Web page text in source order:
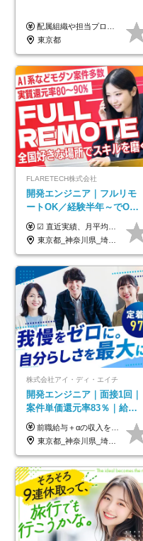
配属組織や担当プロジェクトにより異なります。 ▼参考情報 ----------------------- 年俸650万～（1/12を月々支給） ※経験、能力を考慮の上、当社規定により優遇いたします。 ※時間外、休日出勤、深夜手当に対する賃金も基本年俸に含みます。
東京都
FLARETECH株式会社
開発エンジニア｜フルリモ
ートOK／経験半年～でOK
／実質還元率80～90%／前
給保証／AI系など最先端案
件多数
☑︎ 直近実績、月平均17,000円の昇給 ☑︎ 前職給与100%保証 ☑︎ 実質還元率80～90% ☑︎ 待機時も給与は満額支給 月給35万円～70万円＋交通費など各種手当 ※想定年収：4,200,000円～10,560,000円 ※経験・能力等を考慮の上で決定します。 ※上記金額には、みなし残業手当（50時間分・104,000円～212,000円）を含みます。超過分は別途追加支給します。 ┗残業時間は月平均10時間、多い時でも20時間程度と安定しております ★単価連動型の給与体系ではないため、万が一待機になってもその間の給与は満額支給しています。 ＜1年間の昇給事例をご紹介！＞ ・20代/フロントエンドエンジニア：月給274,000円→月給362,000円（＋88,000円/月） ・20代/iOSエンジニア：月給237,000円→月給287,000円（＋50,000円/月） ・20代/Androidエンジニア：月給316,000円→月給374,000円（＋58,000円/月） ・30代/Javaエンジニア（上流）：月給340,000円→月給418,000円（＋78,000円/月） ・30代/PMO：月給340,000円→月給418,000円（＋78,000円/月）
東京都_神奈川県_埼玉県_千葉県_大阪府_愛知県_北海道_青森県_岩手県_宮城県_秋田県_山形県_福島県_茨城県_栃木県_群馬県_新潟県_山梨県_長野県_富山県_石川県_福井県_静岡県_岐阜県_三重県_兵庫県_京都府_滋賀県_奈良県_和歌山県_広島県_岡山県_鳥取県_島根県_山口県_徳島県_香川県_愛媛県_高知県_福岡県_熊本県_佐賀県_長崎県_大分県_宮崎県_鹿児島県_沖縄県
株式会社アイ・ディ・エイチ
開発エンジニア｜面接1回｜
案件単価還元率83％｜給与
UP保証｜年休140日｜在宅
利用率9割｜独立支援・副業
制度
前職給与＋αの収入を保証 月給42万円～120万円＋各種手当＋賞与 給与基準が明確かつ高還元です。 一人ひとりが安定した環境のもと、長く活躍できる職場を目指しています。 ※平均年収650万円 ・還元率83％ ・各種手当について 職能手当／職務手当／資格手当／営業手当 など ※前職での経験・能力、給与などを考慮の上、当社規定により優遇いたします ※試用期間あり（3ヶ月／期間中の条件に変動はありません） ※上記金額には固定残業代（78,948円～225,564円/月30時間分）を含みます 超過分は別途全額支給いたします ・年収UPを保証 過去には転職時に〈年収200万円UP〉したエンジニアも在籍しています。入社時だけでなく、入社後も安心の給与水準で働ける環境です。キャリアや技術力が正当に評価されていないと感じていたら、一度面接でお話ししましょう！ 当社では管理職の人数は最低限にし、無駄な管理をしません。その費用削減分を社員の給与に還元しています！
東京都_神奈川県_埼玉県_千葉県_大阪府_愛知県_北海道_青森県_岩手県_宮城県_秋田県_山形県_福島県_茨城県_栃木県_群馬県_新潟県_山梨県_長野県_富山県_石川県_福井県_静岡県_岐阜県_三重県_兵庫県_京都府_滋賀県_奈良県_和歌山県_広島県_岡山県_鳥取県_島根県_山口県_徳島県_香川県_愛媛県_高知県_福岡県_熊本県_佐賀県_長崎県_大分県_宮崎県_鹿児島県_沖縄県